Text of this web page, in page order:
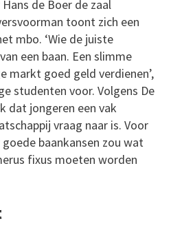
de Boer de zaal
toont zich een
mbo. ‘Wie de juiste
een baan. Een slimme
markt goed geld verdienen’,
studenten voor. Volgens De
dat jongeren een vak
vraag naar is. Voor
baankansen zou wat
fixus moeten worden